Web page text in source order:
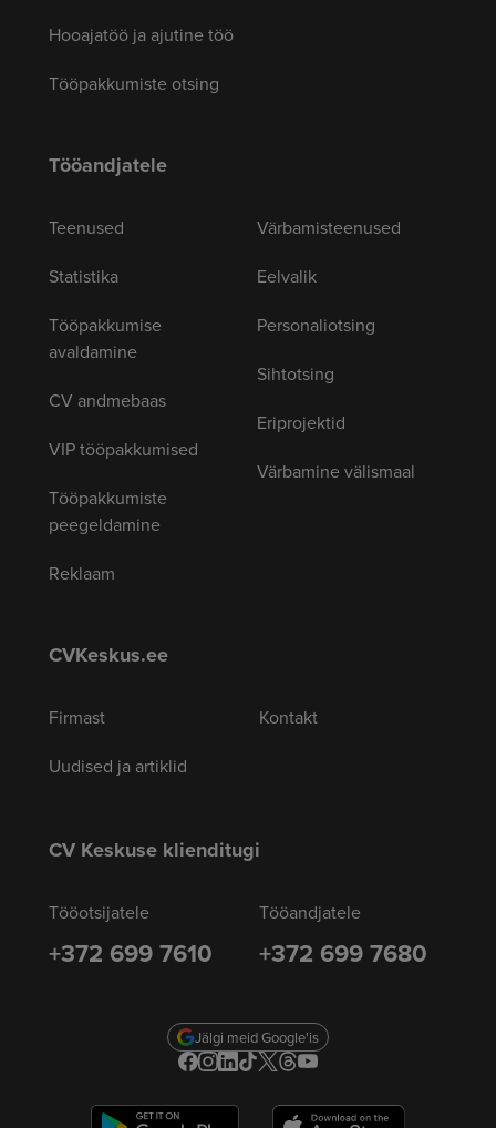
Hooajatöö ja ajutine töö
Tööpakkumiste otsing
Tööandjatele
Teenused
Statistika
Tööpakkumise
avaldamine
CV andmebaas
VIP tööpakkumised
Tööpakkumiste
peegeldamine
Reklaam
Värbamisteenused
Eelvalik
Personaliotsing
Sihtotsing
Eriprojektid
Värbamine välismaal
CVKeskus.ee
Firmast
Uudised ja artiklid
Kontakt
CV Keskuse klienditugi
Tööotsijatele
+372 699 7610
Tööandjatele
+372 699 7680
Jälgi meid Google'is